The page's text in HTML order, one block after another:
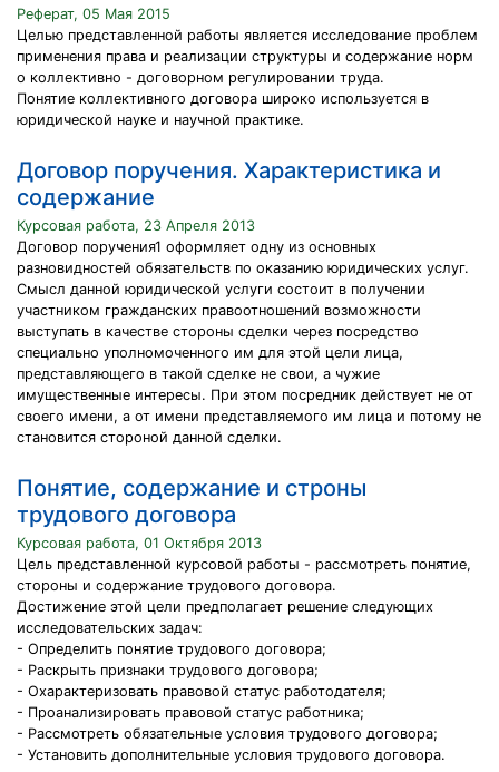
Реферат, 05 Мая 2015
Целью представленной работы является исследование проблем
применения права и реализации структуры и содержание норм
о коллективно - договорном регулировании труда.
Понятие коллективного договора широко используется в
юридической науке и научной практике.
Договор поручения. Характеристика и
содержание
Курсовая работа, 23 Апреля 2013
Договор поручения1 оформляет одну из основных
разновидностей обязательств по оказанию юридических услуг.
Смысл данной юридической услуги состоит в получении
участником гражданских правоотношений возможности
выступать в качестве стороны сделки через посредство
специально уполномоченного им для этой цели лица,
представляющего в такой сделке не свои, а чужие
имущественные интересы. При этом посредник действует не от
своего имени, а от имени представляемого им лица и потому не
становится стороной данной сделки.
Понятие, содержание и строны
трудового договора
Курсовая работа, 01 Октября 2013
Цель представленной курсовой работы - рассмотреть понятие,
стороны и содержание трудового договора.
Достижение этой цели предполагает решение следующих
исследовательских задач:
- Определить понятие трудового договора;
- Раскрыть признаки трудового договора;
- Охарактеризовать правовой статус работодателя;
- Проанализировать правовой статус работника;
- Рассмотреть обязательные условия трудового договора;
- Установить дополнительные условия трудового договора.